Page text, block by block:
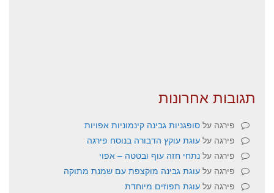
תגובות אחרונות
פירגה על סופגניות גבינה קינמוניות אפויות
פירגה על עוגת עוקץ הדבורה בנוסח פירגה
פירגה על נתחי חזה עוף ובטטה – אפוי
פירגה על עוגת גבינה מוקצפת עם שמנת מתוקה
פירגה על עוגת תפוזים מיוחדת